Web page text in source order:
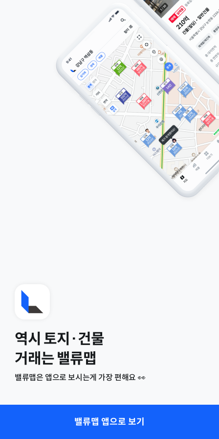
역시 토지·건물
거래는 밸류맵
밸류맵은 앱으로 보시는게 가장 편해요 👀
밸류맵 앱으로 보기